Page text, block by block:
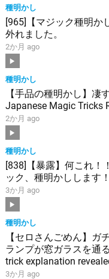
種明かし
[965]【マジック種明か
外れました。
2か月 ago
種明かし
【手品の種明かし】凄
Japanese Magic Tricks
2か月 ago
種明かし
[838]【暴露】何これ！
ック、種明かしします！
3か月 ago
種明かし
【セロさんごめん】ガ
ランプが窓ガラスを通
trick explanation
3か月 ago